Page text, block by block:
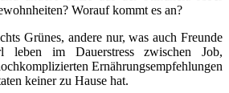
Worauf kommt es an?
Grünes, andere nur, was auch Freunde
leben im Dauerstress zwischen Job,
Ernährungsempfehlungen
keiner zu Hause hat.